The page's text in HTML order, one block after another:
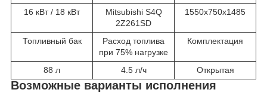
16 кВт / 18 кВт
Mitsubishi S4Q
2Z261SD
1550x750x1485
Топливный бак
Расход топлива
при 75% нагрузке
Комплектация
88 л 4.5 л/ч Открытая
Возможные варианты исполнения